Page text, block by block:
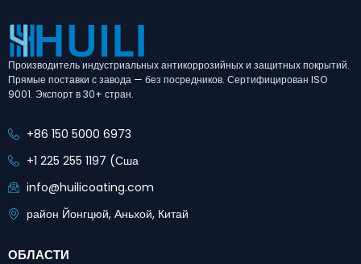
Производитель индустриальных антикоррозийных и защитных покрытий.
Прямые поставки с завода — без посредников. Сертифицирован ISO
9001. Экспорт в 30+ стран.
+86 150 5000 6973
+1 225 255 1197 (Сша
info@huilicoating.com
район Йонгцюй, Аньхой, Китай
ОБЛАСТИ